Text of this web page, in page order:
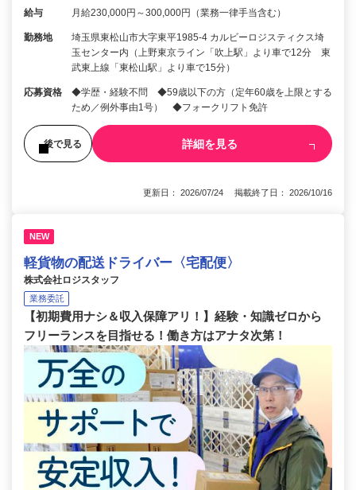
給与 月給230,000円～300,000円（業務一律手当含む）
勤務地
埼玉県東松山市大字東平1985-4 カルビーロジスティクス埼
玉センター内（上野東京ライン「吹上駅」より車で12分 東
武東上線「東松山駅」より車で15分）
応募資格
◆学歴・経験不問 ◆59歳以下の方（定年60歳を上限とする
ため／例外事由1号） ◆フォークリフト免許
後で見る 詳細を見る
更新日： 2026/07/24 掲載終了日： 2026/10/16
NEW
軽貨物の配送ドライバー〈宅配便〉
株式会社ロジスタッフ
業務委託
【初期費用ナシ＆収入保障アリ！】経験・知識ゼロから
フリーランスを目指せる！働き方はアナタ次第！